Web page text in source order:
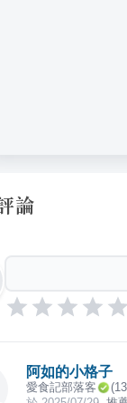
論
阿如的小格子
愛食記部落客 (